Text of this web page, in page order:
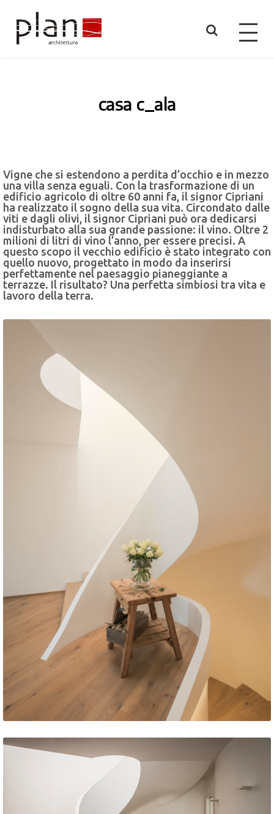
casa c_ala
Vigne che si estendono a perdita d’occhio e in mezzo
una villa senza eguali. Con la trasformazione di un
edificio agricolo di oltre 60 anni fa, il signor Cipriani
ha realizzato il sogno della sua vita. Circondato dalle
viti e dagli olivi, il signor Cipriani può ora dedicarsi
indisturbato alla sua grande passione: il vino. Oltre 2
milioni di litri di vino l’anno, per essere precisi. A
questo scopo il vecchio edificio è stato integrato con
quello nuovo, progettato in modo da inserirsi
perfettamente nel paesaggio pianeggiante a
terrazze. Il risultato? Una perfetta simbiosi tra vita e
lavoro della terra.